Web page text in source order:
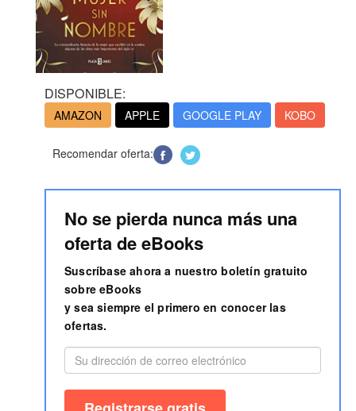
DISPONIBLE:
AMAZON APPLE GOOGLE PLAY KOBO
Recomendar oferta:
No se pierda nunca más una
oferta de eBooks
Suscríbase ahora a nuestro boletín gratuito
sobre eBooks
y sea siempre el primero en conocer las
ofertas.